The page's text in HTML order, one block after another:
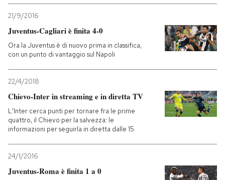
21/9/2016
Juventus-Cagliari è finita 4-0
Ora la Juventus è di nuovo prima in classifica,
con un punto di vantaggio sul Napoli
22/4/2018
Chievo-Inter in streaming e in diretta TV
L'Inter cerca punti per tornare fra le prime
quattro, il Chievo per la salvezza: le
informazioni per seguirla in diretta dalle 15
24/1/2016
Juventus-Roma è finita 1 a 0